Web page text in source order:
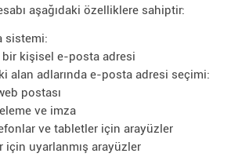
aşağıdaki özelliklere sahiptir:
sistemi:
bir kişisel e-posta adresi
alan adlarında e-posta adresi seçimi:
postası
ve imza
ve tabletler için arayüzler
için uyarlanmış arayüzler